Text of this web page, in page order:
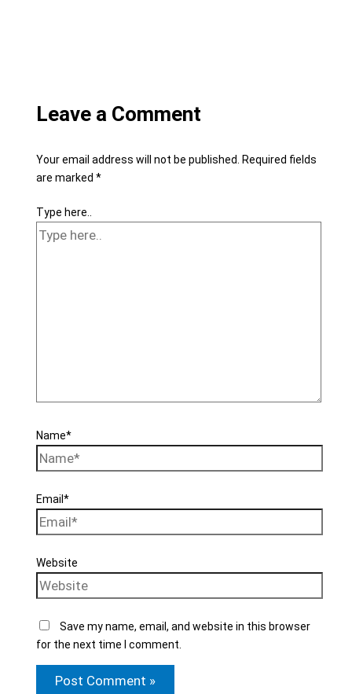
Leave a Comment
Your email address will not be published. Required fields
are marked *
Type here..
Name*
Email*
Website
Save my name, email, and website in this browser
for the next time I comment.